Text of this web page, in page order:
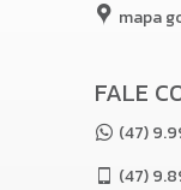
mapa
FALE
(47)
(47)